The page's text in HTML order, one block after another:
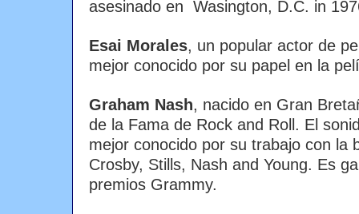
asesinado en Wasington, D.C. in
Esai Morales, un popular actor de
mejor conocido por su papel en la
Graham Nash, nacido en Gran
de la Fama de Rock and Roll. El
mejor conocido por su trabajo con la
Crosby, Stills, Nash and Young. Es
premios Grammy.